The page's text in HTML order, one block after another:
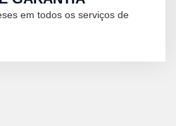
em todos os serviços de